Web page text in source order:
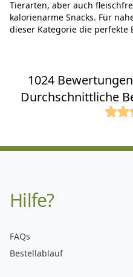
Tierarten, aber auch
kalorienarme Snacks. Für
dieser Kategorie die perfekte
1024
Durchschnittliche
Hilfe?
FAQs
Bestellablauf